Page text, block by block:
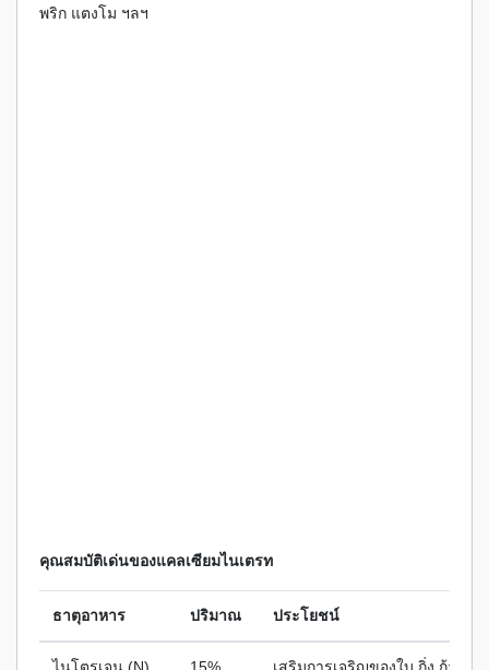
พริก แตงโม ฯลฯ
คุณสมบัติเด่นของแคลเซียมไนเตรท
ธาตุอาหาร ปริมาณ ประโยชน์